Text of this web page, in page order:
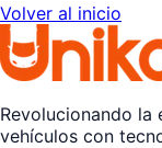
Volver al inicio
Revolucionando
vehículos con